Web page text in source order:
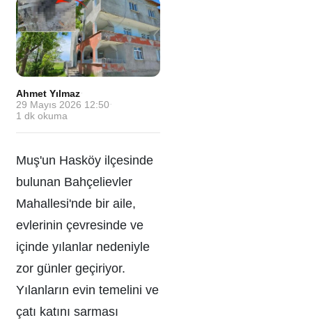
Ahmet Yılmaz·
29 Mayıs 2026 12:50 ·
1 dk okuma
Muş'un Hasköy ilçesinde
bulunan Bahçelievler
Mahallesi'nde bir aile,
evlerinin çevresinde ve
içinde yılanlar nedeniyle
zor günler geçiriyor.
Yılanların evin temelini ve
çatı katını sarması